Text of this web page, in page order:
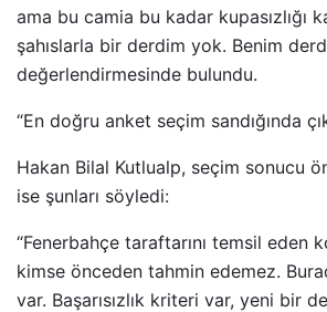
ama bu camia bu kadar kupasızlığı
şahıslarla bir derdim yok. Benim
değerlendirmesinde bulundu.
“En doğru anket seçim sandığında
Hakan Bilal Kutlualp, seçim sonucu
ise şunları söyledi:
“Fenerbahçe taraftarını temsil eden
kimse önceden tahmin edemez.
var. Başarısızlık kriteri var, yeni bir